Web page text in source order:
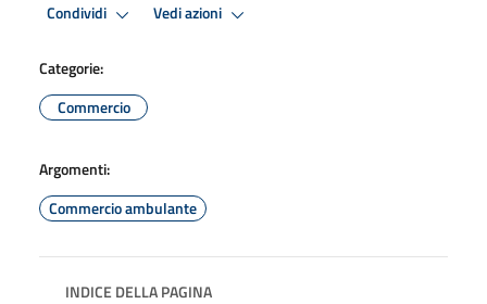
Condividi Vedi azioni
Categorie:
Commercio
Argomenti:
Commercio ambulante
INDICE DELLA PAGINA